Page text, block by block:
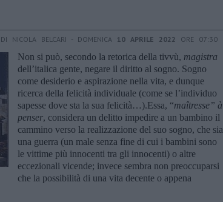
DI NICOLA BELCARI - DOMENICA 10 APRILE 2022 ORE 07:30
Non si può, secondo la retorica della tivvù, magistra
dell’italica gente, negare il diritto al sogno. Sogno
come desiderio e aspirazione nella vita, e dunque
ricerca della felicità individuale (come se l’individuo
sapesse dove sta la sua felicità…).Essa, “maîtresse” à
penser, considera un delitto impedire a un bambino il
cammino verso la realizzazione del suo sogno, che sia
una guerra (un male senza fine di cui i bambini sono
le vittime più innocenti tra gli innocenti) o altre
eccezionali vicende; invece sembra non preoccuparsi
che la possibilità di una vita decente o appena